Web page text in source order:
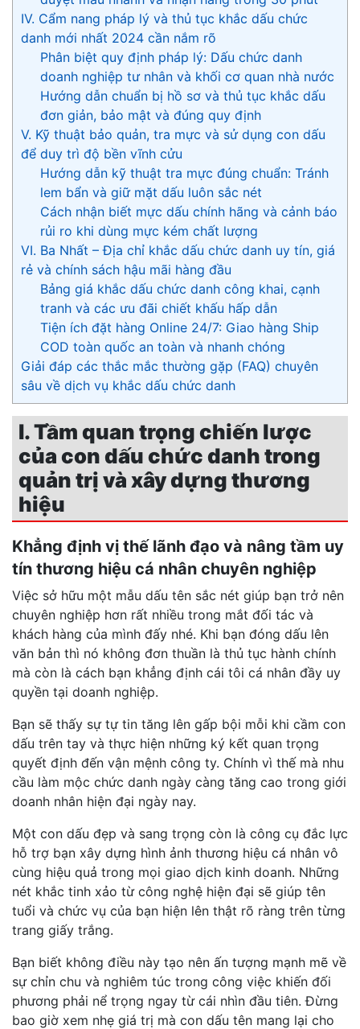
IV. Cẩm nang pháp lý và thủ tục khắc dấu chức
danh mới nhất 2024 cần nắm rõ
Phân biệt quy định pháp lý: Dấu chức danh
doanh nghiệp tư nhân và khối cơ quan nhà nước
Hướng dẫn chuẩn bị hồ sơ và thủ tục khắc dấu
đơn giản, bảo mật và đúng quy định
V. Kỹ thuật bảo quản, tra mực và sử dụng con dấu
để duy trì độ bền vĩnh cửu
Hướng dẫn kỹ thuật tra mực đúng chuẩn: Tránh
lem bẩn và giữ mặt dấu luôn sắc nét
Cách nhận biết mực dấu chính hãng và cảnh báo
rủi ro khi dùng mực kém chất lượng
VI. Ba Nhất – Địa chỉ khắc dấu chức danh uy tín, giá
rẻ và chính sách hậu mãi hàng đầu
Bảng giá khắc dấu chức danh công khai, cạnh
tranh và các ưu đãi chiết khấu hấp dẫn
Tiện ích đặt hàng Online 24/7: Giao hàng Ship
COD toàn quốc an toàn và nhanh chóng
Giải đáp các thắc mắc thường gặp (FAQ) chuyên
sâu về dịch vụ khắc dấu chức danh
I. Tầm quan trọng chiến lược
của con dấu chức danh trong
quản trị và xây dựng thương
hiệu
Khẳng định vị thế lãnh đạo và nâng tầm uy
tín thương hiệu cá nhân chuyên nghiệp
Việc sở hữu một mẫu dấu tên sắc nét giúp bạn trở nên
chuyên nghiệp hơn rất nhiều trong mắt đối tác và
khách hàng của mình đấy nhé. Khi bạn đóng dấu lên
văn bản thì nó không đơn thuần là thủ tục hành chính
mà còn là cách bạn khẳng định cái tôi cá nhân đầy uy
quyền tại doanh nghiệp.
Bạn sẽ thấy sự tự tin tăng lên gấp bội mỗi khi cầm con
dấu trên tay và thực hiện những ký kết quan trọng
quyết định đến vận mệnh công ty. Chính vì thế mà nhu
cầu làm mộc chức danh ngày càng tăng cao trong giới
doanh nhân hiện đại ngày nay.
Một con dấu đẹp và sang trọng còn là công cụ đắc lực
hỗ trợ bạn xây dựng hình ảnh thương hiệu cá nhân vô
cùng hiệu quả trong mọi giao dịch kinh doanh. Những
nét khắc tinh xảo từ công nghệ hiện đại sẽ giúp tên
tuổi và chức vụ của bạn hiện lên thật rõ ràng trên từng
trang giấy trắng.
Bạn biết không điều này tạo nên ấn tượng mạnh mẽ về
sự chỉn chu và nghiêm túc trong công việc khiến đối
phương phải nể trọng ngay từ cái nhìn đầu tiên. Đừng
bao giờ xem nhẹ giá trị mà con dấu tên mang lại cho